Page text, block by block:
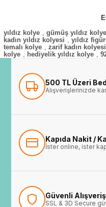
yıldız kolye , gümüş yıldız kolye
kadın yıldız kolyesi , yıldız
temalı kolye , zarif kadın kolyesi
kolye , hediyelik yıldız kolye ,
500 TL Üzeri
Alışverişlerinizde
Kapıda Nakit /
İster online, ister
Güvenli Alışveriş
SSL & 3D Secure